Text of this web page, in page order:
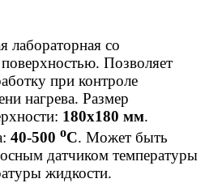
лабораторная со
Позволяет
при контроле
нагрева. Размер
180х180 мм.
40-500 оС. Может быть
датчиком температуры
жидкости.